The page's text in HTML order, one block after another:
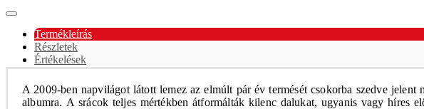
Termékleírás
Részletek
Értékelések
A 2009-ben napvilágot látott lemez az elmúlt pár év termését csokorba szedve
albumra. A srácok teljes mértékben átformálták kilenc dalukat, ugyanis vagy híres